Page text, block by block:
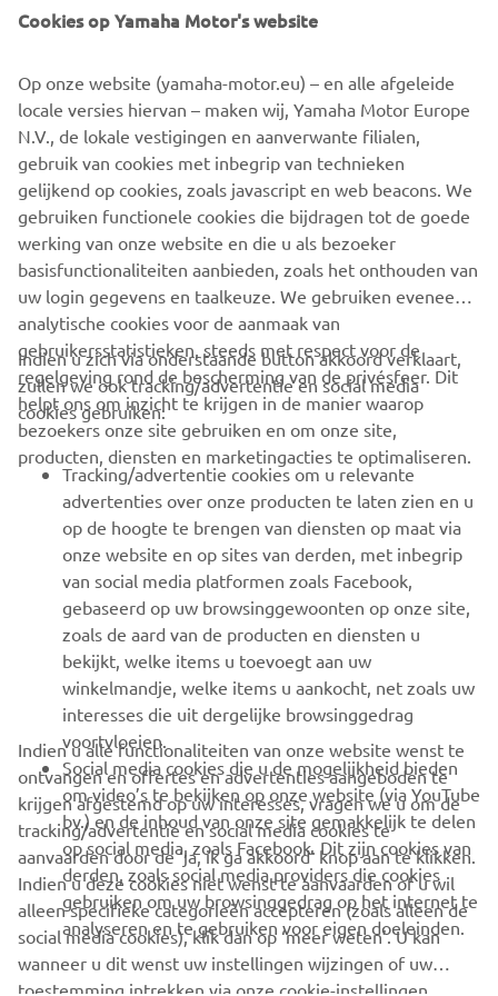
status as the sharpest Sport Scooters. And aimed at
customers who want practicality with dynamism, the new
will appeal to everyone who appreciates design, fashion
and individuality.
DISCOVER THE XMAX 300 IRON MAX
CORPORATE
BUSINESS
MEER YAMAHA
SUPPORT
NIEUWSBRIEF
Wees de eerste die meer te weten komt over de nieuwste deals,
speciale evenementen, nieuwe producten en nog veel meer
ABONNEREN
Lees ons privacybeleid om te leren hoe we uw persoonlijke
gegevens verwerken:Privacyverklaring
Belgium (Dutch)
Cookies op Yamaha Motor's website
Op onze website (yamaha-motor.eu) – en alle afgeleide
locale versies hiervan – maken wij, Yamaha Motor Europe
N.V., de lokale vestigingen en aanverwante filialen,
gebruik van cookies met inbegrip van technieken
gelijkend op cookies, zoals javascript en web beacons. We
gebruiken functionele cookies die bijdragen tot de goede
werking van onze website en die u als bezoeker
basisfunctionaliteiten aanbieden, zoals het onthouden van
uw login gegevens en taalkeuze. We gebruiken eveneens
analytische cookies voor de aanmaak van
gebruikersstatistieken, steeds met respect voor de
regelgeving rond de bescherming van de privésfeer. Dit
helpt ons om inzicht te krijgen in de manier waarop
bezoekers onze site gebruiken en om onze site,
producten, diensten en marketingacties te optimaliseren.
Indien u zich via onderstaande button akkoord verklaart,
zullen we ook tracking/advertentie en social media
cookies gebruiken:
Tracking/advertentie cookies om u relevante
advertenties over onze producten te laten zien en u
op de hoogte te brengen van diensten op maat via
onze website en op sites van derden, met inbegrip
van social media platformen zoals Facebook,
gebaseerd op uw browsinggewoonten op onze site,
zoals de aard van de producten en diensten u
bekijkt, welke items u toevoegt aan uw
winkelmandje, welke items u aankocht, net zoals uw
interesses die uit dergelijke browsinggedrag
voortvloeien.
Social media cookies die u de mogelijkheid bieden
om video’s te bekijken op onze website (via YouTube
bv.) en de inhoud van onze site gemakkelijk te delen
op social media, zoals Facebook. Dit zijn cookies van
derden, zoals social media providers die cookies
gebruiken om uw browsinggedrag op het internet te
analyseren en te gebruiken voor eigen doeleinden.
Indien u alle functionaliteiten van onze website wenst te
ontvangen en offertes en advertenties aangeboden te
krijgen afgestemd op uw interesses, vragen we u om de
tracking/advertentie en social media cookies te
aanvaarden door de ‘ja, ik ga akkoord’ knop aan te klikken.
Indien u deze cookies niet wenst te aanvaarden of u wil
alleen specifieke categorieën accepteren (zoals alleen de
social media cookies), klik dan op ‘meer weten’. U kan
wanneer u dit wenst uw instellingen wijzingen of uw
toestemming intrekken via onze cookie-instellingen.